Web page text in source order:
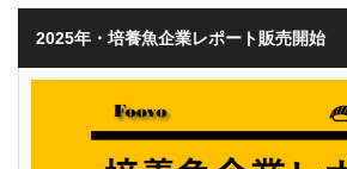
2025年・培養魚企業レポート販売開始